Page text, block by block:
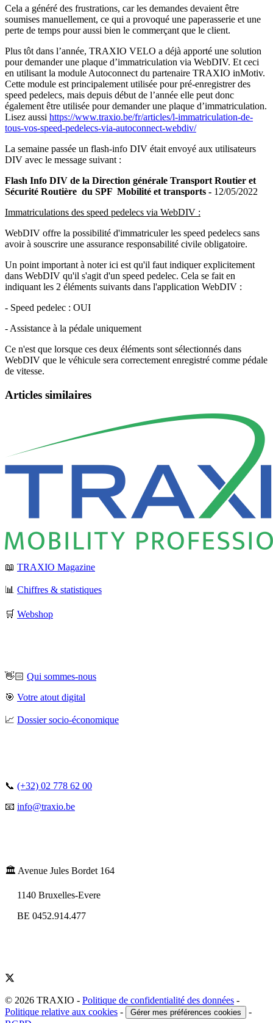
Cela a généré des frustrations, car les demandes devaient être
soumises manuellement, ce qui a provoqué une paperasserie et une
perte de temps pour aussi bien le commerçant que le client.
Plus tôt dans l’année, TRAXIO VELO a déjà apporté une solution
pour demander une plaque d’immatriculation via WebDIV. Et ceci
en utilisant la module Autoconnect du partenaire TRAXIO inMotiv.
Cette module est principalement utilisée pour pré-enregistrer des
speed pedelecs, mais depuis début de l’année elle peut donc
également être utilisée pour demander une plaque d’immatriculation.
Lisez aussi https://www.traxio.be/fr/articles/l-immatriculation-de-
tous-vos-speed-pedelecs-via-autoconnect-webdiv/
La semaine passée un flash-info DIV était envoyé aux utilisateurs
DIV avec le message suivant :
Flash Info DIV de la Direction générale Transport Routier et
Sécurité Routière du SPF Mobilité et transports - 12/05/2022
Immatriculations des speed pedelecs via WebDIV :
WebDIV offre la possibilité d'immatriculer les speed pedelecs sans
avoir à souscrire une assurance responsabilité civile obligatoire.
Un point important à noter ici est qu'il faut indiquer explicitement
dans WebDIV qu'il s'agit d'un speed pedelec. Cela se fait en
indiquant les 2 éléments suivants dans l'application WebDIV :
- Speed pedelec : OUI
- Assistance à la pédale uniquement
Ce n'est que lorsque ces deux éléments sont sélectionnés dans
WebDIV que le véhicule sera correctement enregistré comme pédale
de vitesse.
Articles similaires
📖 TRAXIO Magazine
📊 Chiffres & statistiques
🛒 Webshop
👋🏻 Qui sommes-nous
🎯 Votre atout digital
📈 Dossier socio-économique
📞 (+32) 02 778 62 00
📧 info@traxio.be
🏛️ Avenue Jules Bordet 164
1140 Bruxelles-Evere
BE 0452.914.477
© 2026 TRAXIO - Politique de confidentialité des données -
Politique relative aux cookies - Gérer mes préférences cookies
-